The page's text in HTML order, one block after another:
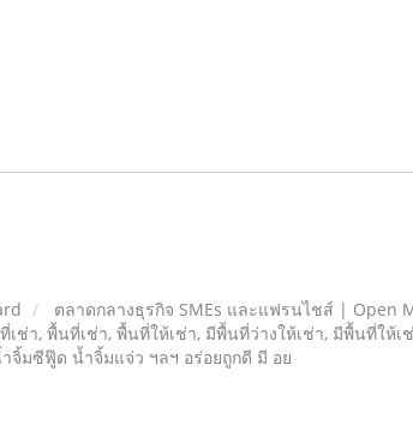
ตลาดกลางธุรกิจ SMEs และแฟรนไชส์ | Open
ช่า, พื้นที่เช่า, พื้นที่ให้เช่า, มีพื้นที่ว่างให้เช่า, มีพื้นที่ให้
มซีฟู๊ด น้ำจิ้มแจ่ว ฯลฯ อร่อยถูกดี มี อย